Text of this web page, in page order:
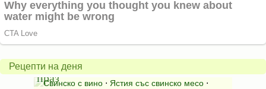
Рецепти на деня
Свинско
с
праз
Свинско с вино ⋅ Ястия със свинско месо ⋅
с
яйца